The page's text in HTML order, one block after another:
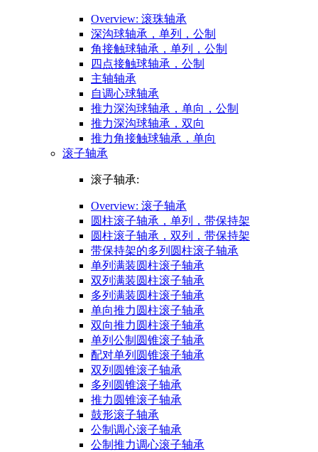
Overview: 滚珠轴承
深沟球轴承，单列，公制
角接触球轴承，单列，公制
四点接触球轴承，公制
主轴轴承
自调心球轴承
推力深沟球轴承，单向，公制
推力深沟球轴承，双向
推力角接触球轴承，单向
滚子轴承
滚子轴承:
Overview: 滚子轴承
圆柱滚子轴承，单列，带保持架
圆柱滚子轴承，双列，带保持架
带保持架的多列圆柱滚子轴承
单列满装圆柱滚子轴承
双列满装圆柱滚子轴承
多列满装圆柱滚子轴承
单向推力圆柱滚子轴承
双向推力圆柱滚子轴承
单列公制圆锥滚子轴承
配对单列圆锥滚子轴承
双列圆锥滚子轴承
多列圆锥滚子轴承
推力圆锥滚子轴承
鼓形滚子轴承
公制调心滚子轴承
公制推力调心滚子轴承